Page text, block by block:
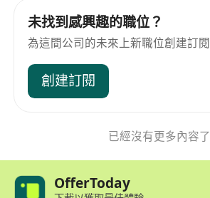
未找到感興趣的職位？
為這間公司的未來上新職位創建訂閱
創建訂閱
已經沒有更多內容了
OfferToday